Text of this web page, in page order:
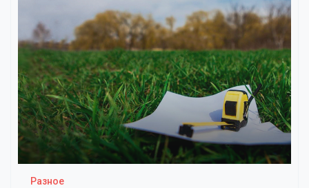
Разное